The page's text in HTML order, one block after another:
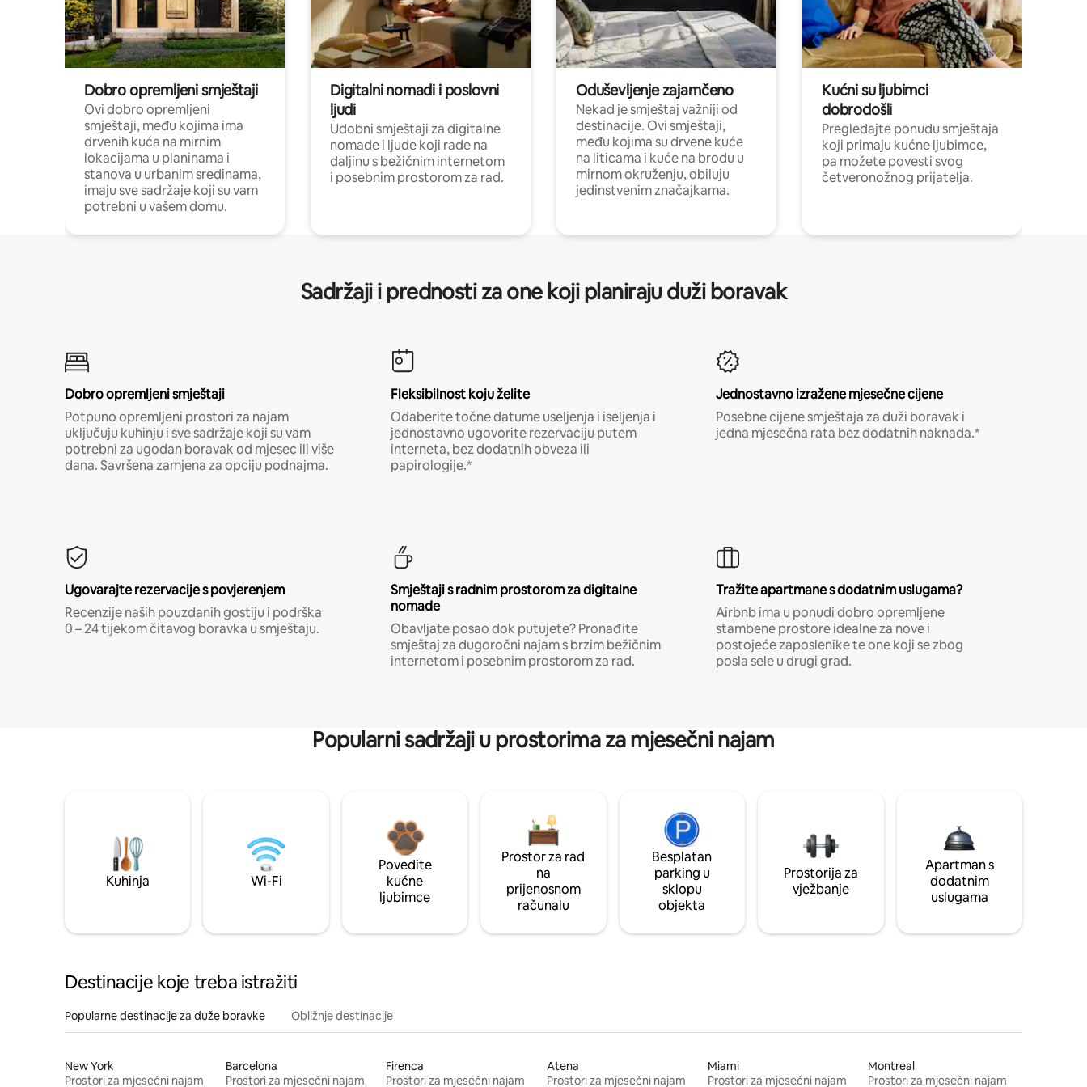
Dobro opremljeni smještaji
Ovi dobro opremljeni
smještaji, među kojima ima
drvenih kuća na mirnim
lokacijama u planinama i
stanova u urbanim sredinama,
imaju sve sadržaje koji su vam
potrebni u vašem domu.
Digitalni nomadi i poslovni
ljudi
Udobni smještaji za digitalne
nomade i ljude koji rade na
daljinu s bežičnim internetom
i posebnim prostorom za rad.
Oduševljenje zajamčeno
Nekad je smještaj važniji od
destinacije. Ovi smještaji,
među kojima su drvene kuće
na liticama i kuće na brodu u
mirnom okruženju, obiluju
jedinstvenim značajkama.
Kućni su ljubimci
dobrodošli
Pregledajte ponudu smještaja
koji primaju kućne ljubimce,
pa možete povesti svog
četveronožnog prijatelja.
Sadržaji i prednosti za one koji planiraju duži boravak
Dobro opremljeni smještaji
Potpuno opremljeni prostori za najam
uključuju kuhinju i sve sadržaje koji su vam
potrebni za ugodan boravak od mjesec ili više
dana. Savršena zamjena za opciju podnajma.
Fleksibilnost koju želite
Odaberite točne datume useljenja i iseljenja i
jednostavno ugovorite rezervaciju putem
interneta, bez dodatnih obveza ili
papirologije.*
Jednostavno izražene mjesečne cijene
Posebne cijene smještaja za duži boravak i
jedna mjesečna rata bez dodatnih naknada.*
Ugovarajte rezervacije s povjerenjem
Recenzije naših pouzdanih gostiju i podrška
0 – 24 tijekom čitavog boravka u smještaju.
Smještaji s radnim prostorom za digitalne
nomade
Obavljate posao dok putujete? Pronađite
smještaj za dugoročni najam s brzim bežičnim
internetom i posebnim prostorom za rad.
Tražite apartmane s dodatnim uslugama?
Airbnb ima u ponudi dobro opremljene
stambene prostore idealne za nove i
postojeće zaposlenike te one koji se zbog
posla sele u drugi grad.
Popularni sadržaji u prostorima za mjesečni najam
Kuhinja Wi-Fi
Povedite
kućne
ljubimce
Prostor za rad
na
prijenosnom
računalu
Besplatan
parking u
sklopu
objekta
Prostorija za
vježbanje
Apartman s
dodatnim
uslugama
Destinacije koje treba istražiti
Popularne destinacije za duže boravke Obližnje destinacije
New York
Prostori za mjesečni najam
Barcelona
Prostori za mjesečni najam
Firenca
Prostori za mjesečni najam
Atena
Prostori za mjesečni najam
Miami
Prostori za mjesečni najam
Montreal
Prostori za mjesečni najam